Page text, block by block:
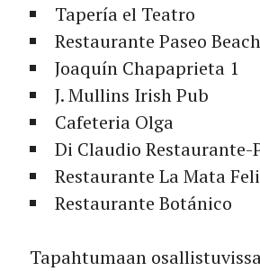
Tapería el Teatro
Restaurante Paseo Beach
Joaquín Chapaprieta 1
J. Mullins Irish Pub
Cafeteria Olga
Di Claudio Restaurante-
Restaurante La Mata
Restaurante Botánico
Tapahtumaan